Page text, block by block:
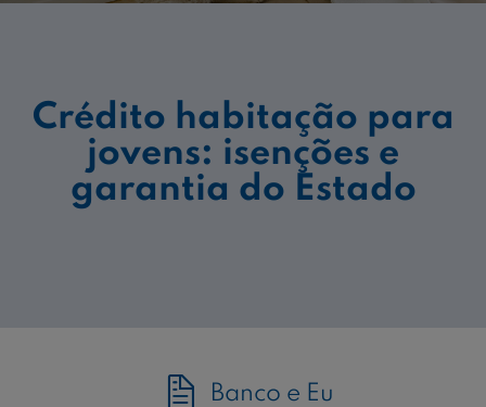
Crédito habitação para
jovens: isenções e
garantia do Estado
Banco e Eu